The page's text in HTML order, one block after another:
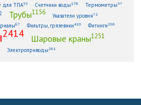
для ТПА53 Счетчики воды176 Термометры 57
Трубы1156 Указатели уровня72
67 Фильтры, грязевики410 Фитинги 206
2414 Шаровые краны1251
Электроприводы 261